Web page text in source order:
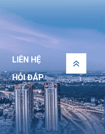
LIÊN HỆ
HỎI ĐÁP